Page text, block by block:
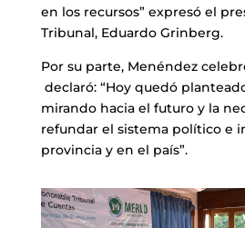
en los recursos” expresó el
Tribunal, Eduardo Grinberg.
Por su parte, Menéndez
declaró: “Hoy quedó
mirando hacia el futuro y la
refundar el sistema político e
provincia y en el país”.